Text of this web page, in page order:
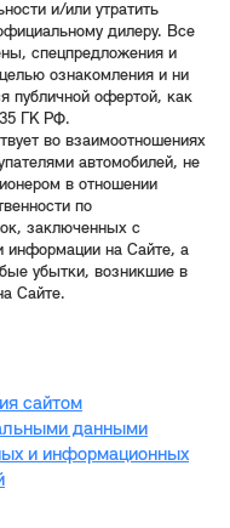
и/или утратить
дилеру. Все
спецпредложения и
ознакомления и ни
публичной офертой, как
ГК РФ.
во взаимоотношениях
автомобилей, не
в отношении
по
заключенных с
информации на Сайте, а
убытки, возникшие в
Сайте.
сайтом
данными
и информационных